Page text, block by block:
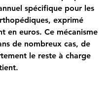
spécifique pour les
exprimé
en euros. Ce mécanisme
de nombreux cas, de
le reste à charge